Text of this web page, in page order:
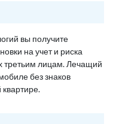
вы получите
на учет и риска
третьим лицам. Лечащий
без знаков